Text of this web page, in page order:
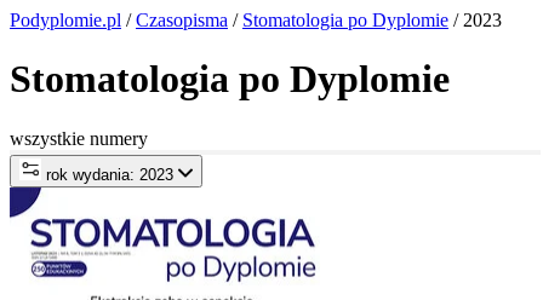
Podyplomie.pl /Czasopisma / Stomatologia po Dyplomie / 2023
Stomatologia po Dyplomie
wszystkie numery
rok wydania: 2023